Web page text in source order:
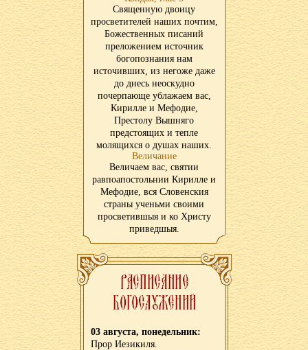
Священную двоицу
просветителей наших почтим,
Божественных писаний
преложением источник
богопознания нам
источивших, из негоже даже
до днесь неоскудно
почерпающе ублажаем вас,
Кирилле и Мефодие,
Престолу Вышняго
предстоящих и тепле
молящихся о душах наших.
Величание
Величаем вас, святии
равпоапостольнии Кирилле и
Мефодие, вся Словенския
страны ученьми своими
просветившыя и ко Христу
приведшыя.
03 августа, понедельник:
Прор Иезикиля.